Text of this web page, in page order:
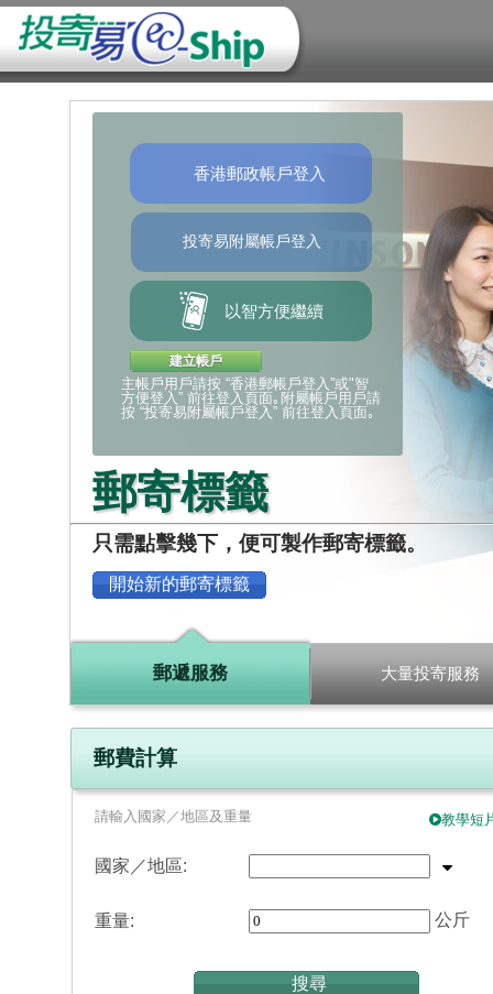
郵政局/智
提只需$13
由即日起
提服務「
智郵站自
Eleven便
詳情請按此
香港郵政已
本地郵件
香港郵政
請按此 了
由2025年
「我的政府
登入」功
登入及使用
● 投寄易
● 我的特快
● 香港郵
● 樂滿郵
用戶可改
「智
其投寄易
網絡攻擊
料。 香港
阻止未經
括特快專
響。
威對進口
保安及安
前進行初步
資料供海
填寫, 並避
寄件人需
碼，以在
關外地海關
人需於投
要時跟進
有任何懷
以英文或
投寄內載
威，所有
寫，並盡
寄件人
與郵寄物
付運或延
為加快清
往所有目的
香港郵政帳戶登入
以智方便繼續
建立帳戶
主帳戶用戶請按 “香港郵帳戶登入”或"智
方便登入” 前往登入頁面｡附屬帳戶用戶請
按 “投寄易附屬帳戶登入” 前往登入頁面｡
郵寄標籤
只需點擊幾下，便可製作郵寄標籤。
開始新的郵寄標籤
郵遞服務 大量投寄服務
郵費計算
請輸入國家／地區及重量 教學短
國家／地區:
重量: 公斤
搜尋